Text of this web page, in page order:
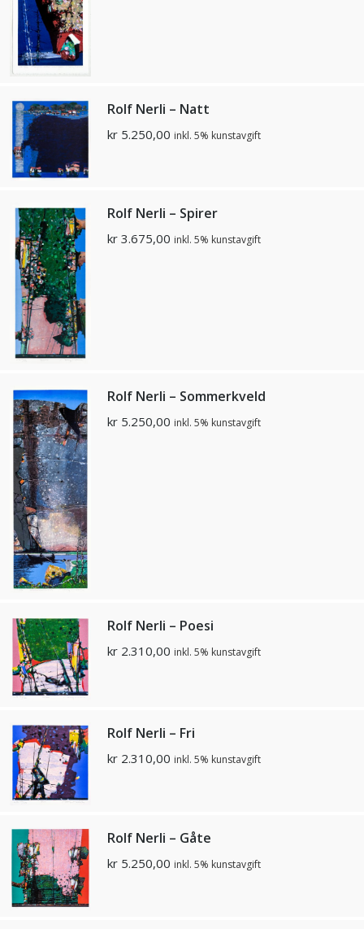
Rolf Nerli – Natt
kr 5.250,00 inkl. 5% kunstavgift
Rolf Nerli – Spirer
kr 3.675,00 inkl. 5% kunstavgift
Rolf Nerli – Sommerkveld
kr 5.250,00 inkl. 5% kunstavgift
Rolf Nerli – Poesi
kr 2.310,00 inkl. 5% kunstavgift
Rolf Nerli – Fri
kr 2.310,00 inkl. 5% kunstavgift
Rolf Nerli – Gåte
kr 5.250,00 inkl. 5% kunstavgift